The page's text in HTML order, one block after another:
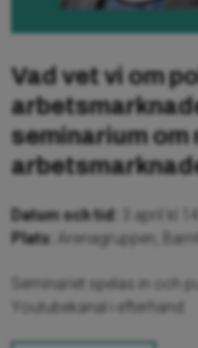
Vad vet vi om
seminarium om
Datum och tid:
3 april kl
Plats:
Arenagruppen,
Seminariet spelas in och
Youtubekanal i efterhand.